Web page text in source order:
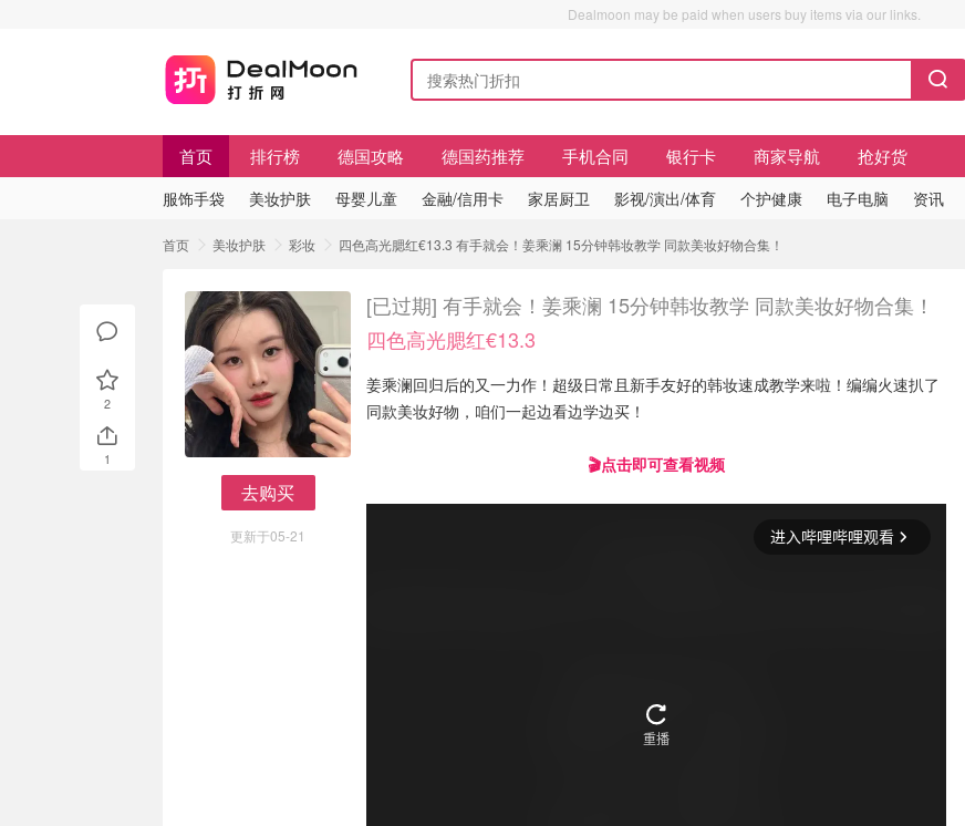
Dealmoon may be paid when users buy items via our links.
首页 排行榜 德国攻略 德国药推荐 手机合同 银行卡 商家导航 抢好货
服饰手袋 美妆护肤 母婴儿童 金融/信用卡 家居厨卫 影视/演出/体育 个护健康 电子电脑 资讯
首页 美妆护肤 彩妆 四色高光腮红€13.3 有手就会！姜乘澜 15分钟韩妆教学 同款美妆好物合集！
去购买
更新于05-21
[已过期] 有手就会！姜乘澜 15分钟韩妆教学 同款美妆好物合集！
四色高光腮红€13.3
姜乘澜回归后的又一力作！超级日常且新手友好的韩妆速成教学来啦！编编火速扒了
同款美妆好物，咱们一起边看边学边买！
🎬点击即可查看视频
2
1